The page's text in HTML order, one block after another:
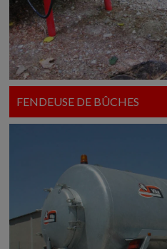
FENDEUSE DE BÛCHES